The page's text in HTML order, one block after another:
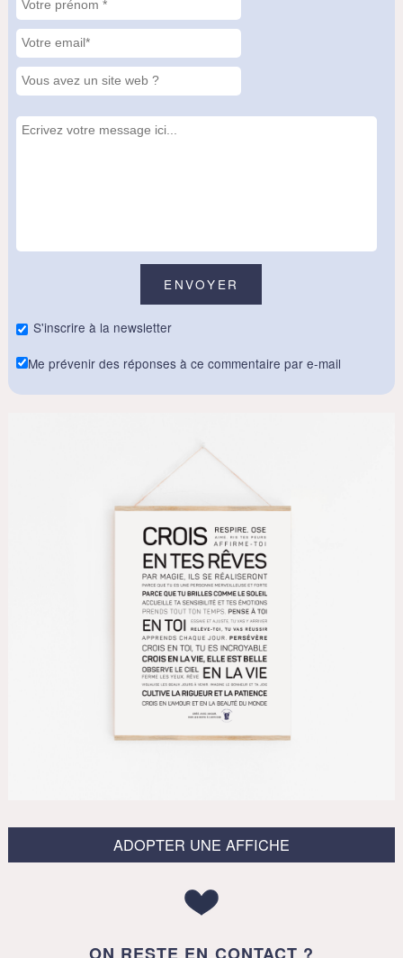
S'inscrire à la newsletter
Me prévenir des réponses à ce commentaire par e-mail
ADOPTER UNE AFFICHE